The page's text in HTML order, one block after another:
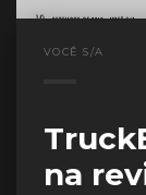
VOCÊ S/A
na